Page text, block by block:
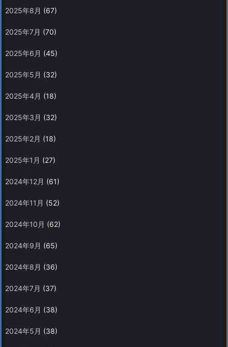
2025年8月 (67)
2025年7月 (70)
2025年6月 (45)
2025年5月 (32)
2025年4月 (18)
2025年3月 (32)
2025年2月 (18)
2025年1月 (27)
2024年12月 (61)
2024年11月 (52)
2024年10月 (62)
2024年9月 (65)
2024年8月 (36)
2024年7月 (37)
2024年6月 (38)
2024年5月 (38)